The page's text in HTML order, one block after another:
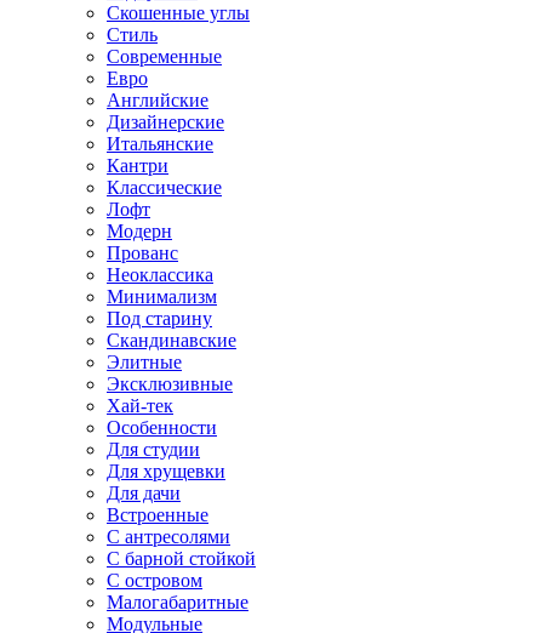
Скошенные углы
Стиль
Современные
Евро
Английские
Дизайнерские
Итальянские
Кантри
Классические
Лофт
Модерн
Прованс
Неоклассика
Минимализм
Под старину
Скандинавские
Элитные
Эксклюзивные
Хай-тек
Особенности
Для студии
Для хрущевки
Для дачи
Встроенные
С антресолями
С барной стойкой
С островом
Малогабаритные
Модульные